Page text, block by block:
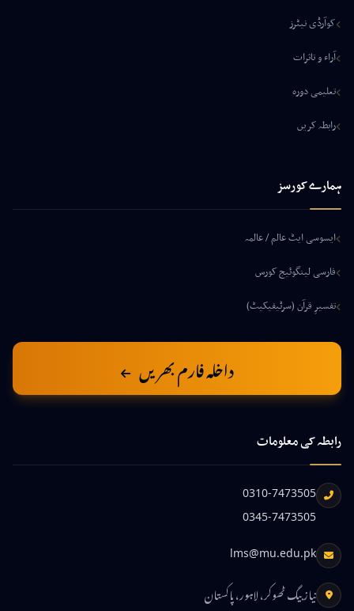
کوآرڈی نیٹرز
آراء و تاثرات
تعلیمی دورہ
رابطہ کریں
ہمارے کورسز
ایسوسی ایٹ عالم / عالمہ
فارسی لینگوئیج کورس
تفسیرِ قرآن (سرٹیفیکیٹ)
داخلہ فارم بھریں
رابطہ کی معلومات
0310-7473505
0345-7473505
lms@mu.edu.pk
نیاز بیگ ٹھوکر، لاہور، پاکستان